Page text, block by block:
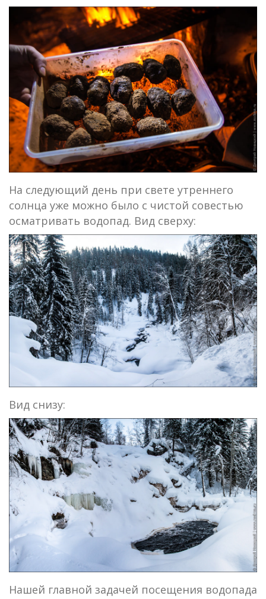
На следующий день при свете утреннего
солнца уже можно было с чистой совестью
осматривать водопад. Вид сверху:
Вид снизу:
Нашей главной задачей посещения водопада